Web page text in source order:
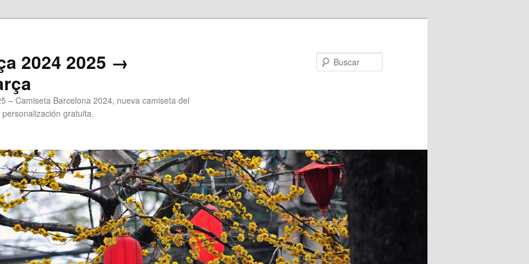
2024 2025 →
– Camiseta Barcelona 2024, nueva camiseta del
gratuita.